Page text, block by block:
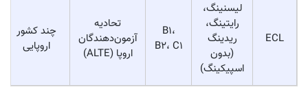
ECL
لیسنینگ،
رایتینگ،
ریدینگ
(بدون
اسپیکینگ)
B1،
B2، C1
تحادیه
آزمون‌دهندگان
اروپا (ALTE)
چند کشور
اروپایی